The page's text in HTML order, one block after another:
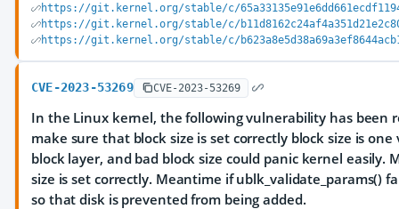
https://git.kernel.org/stable/c/
https://git.kernel.org/stable/c/
https://git.kernel.org/stable/c/
CVE-2023-53269 CVE-2023-53269
In the Linux kernel, the following vulnerability has been
make sure that block size is set correctly block size is
block layer, and bad block size could panic kernel easily.
size is set correctly. Meantime if ublk_validate_params()
so that disk is prevented from being added.